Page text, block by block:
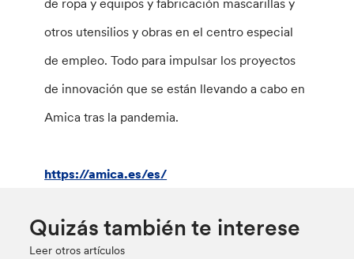
de ropa y equipos y fabricación mascarillas y
otros utensilios y obras en el centro especial
de empleo. Todo para impulsar los proyectos
de innovación que se están llevando a cabo en
Amica tras la pandemia.
https://amica.es/es/
Quizás también te interese
Leer otros artículos